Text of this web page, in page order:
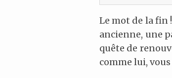
Le mot de la fin
ancienne, une
quête de
comme lui,